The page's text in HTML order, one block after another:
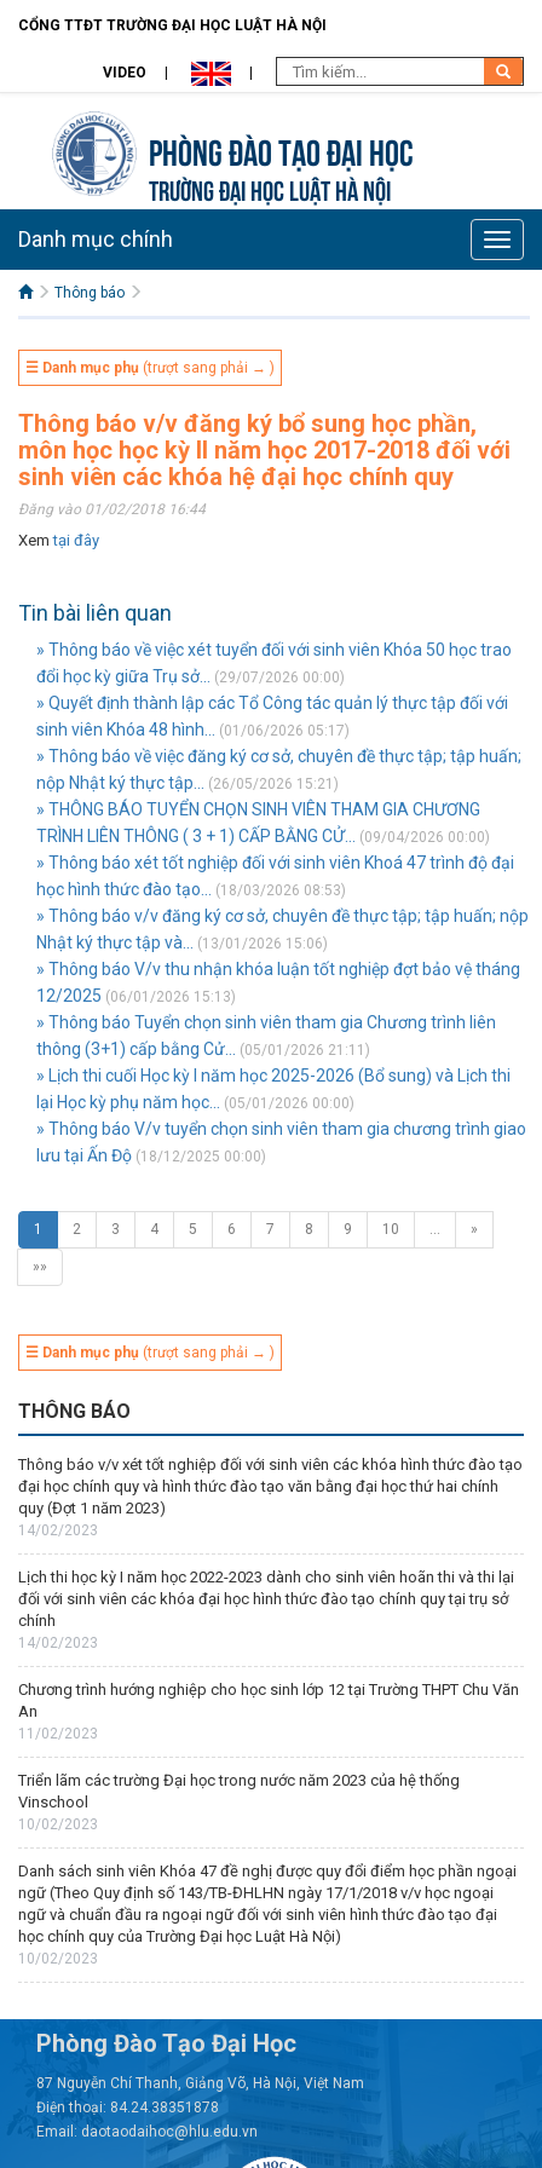
CỔNG TTĐT TRƯỜNG ĐẠI HỌC LUẬT HÀ NỘI
VIDEO
Phòng Đào Tạo đại học
TRƯỜNG ĐẠI HỌC LUẬT HÀ NỘI
Toggle
Danh mục chính
Thông báo
☰ Danh mục phụ (trượt sang phải → )
Thông báo v/v đăng ký bổ sung học phần,
môn học học kỳ II năm học 2017-2018 đối với
sinh viên các khóa hệ đại học chính quy
Đăng vào 01/02/2018 16:44
Xemtại đây
Tin bài liên quan
» Thông báo về việc xét tuyển đối với sinh viên Khóa 50 học trao
đổi học kỳ giữa Trụ sở...
(29/07/2026 00:00)
» Quyết định thành lập các Tổ Công tác quản lý thực tập đối với
sinh viên Khóa 48 hình...
(01/06/2026 05:17)
» Thông báo về việc đăng ký cơ sở, chuyên đề thực tập; tập huấn;
nộp Nhật ký thực tập...
(26/05/2026 15:21)
» THÔNG BÁO TUYỂN CHỌN SINH VIÊN THAM GIA CHƯƠNG
TRÌNH LIÊN THÔNG ( 3 + 1) CẤP BẰNG CỬ...
(09/04/2026 00:00)
» Thông báo xét tốt nghiệp đối với sinh viên Khoá 47 trình độ đại
học hình thức đào tạo...
(18/03/2026 08:53)
» Thông báo v/v đăng ký cơ sở, chuyên đề thực tập; tập huấn; nộp
Nhật ký thực tập và...
(13/01/2026 15:06)
» Thông báo V/v thu nhận khóa luận tốt nghiệp đợt bảo vệ tháng
12/2025 (06/01/2026 15:13)
» Thông báo Tuyển chọn sinh viên tham gia Chương trình liên
thông (3+1) cấp bằng Cử...
(05/01/2026 21:11)
» Lịch thi cuối Học kỳ I năm học 2025-2026 (Bổ sung) và Lịch thi
lại Học kỳ phụ năm học...
(05/01/2026 00:00)
» Thông báo V/v tuyển chọn sinh viên tham gia chương trình giao
lưu tại Ấn Độ (18/12/2025 00:00)
1 2 3 4 5 6 7 8 9 10 … »
»»
☰ Danh mục phụ (trượt sang phải → )
THÔNG BÁO
Thông báo v/v xét tốt nghiệp đối với sinh viên các khóa hình thức đào tạo
đại học chính quy và hình thức đào tạo văn bằng đại học thứ hai chính
quy (Đợt 1 năm 2023)
14/02/2023
Lịch thi học kỳ I năm học 2022-2023 dành cho sinh viên hoãn thi và thi lại
đối với sinh viên các khóa đại học hình thức đào tạo chính quy tại trụ sở
chính
14/02/2023
Chương trình hướng nghiệp cho học sinh lớp 12 tại Trường THPT Chu Văn
An
11/02/2023
Triển lãm các trường Đại học trong nước năm 2023 của hệ thống
Vinschool
10/02/2023
Danh sách sinh viên Khóa 47 đề nghị được quy đổi điểm học phần ngoại
ngữ (Theo Quy định số 143/TB-ĐHLHN ngày 17/1/2018 v/v học ngoại
ngữ và chuẩn đầu ra ngoại ngữ đối với sinh viên hình thức đào tạo đại
học chính quy của Trường Đại học Luật Hà Nội)
10/02/2023
Phòng Đào Tạo Đại Học
87 Nguyễn Chí Thanh, Giảng Võ, Hà Nội, Việt Nam
Điện thoại: 84.24.38351878
Email: daotaodaihoc@hlu.edu.vn